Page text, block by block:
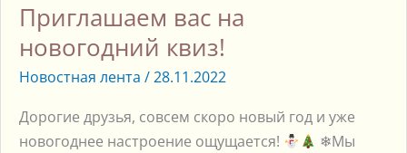
Приглашаем вас на
новогодний квиз!
Новостная лента /28.11.2022
Дорогие друзья, совсем скоро новый год и уже
новогоднее настроение ощущается!
❄Мы
на
новогодний